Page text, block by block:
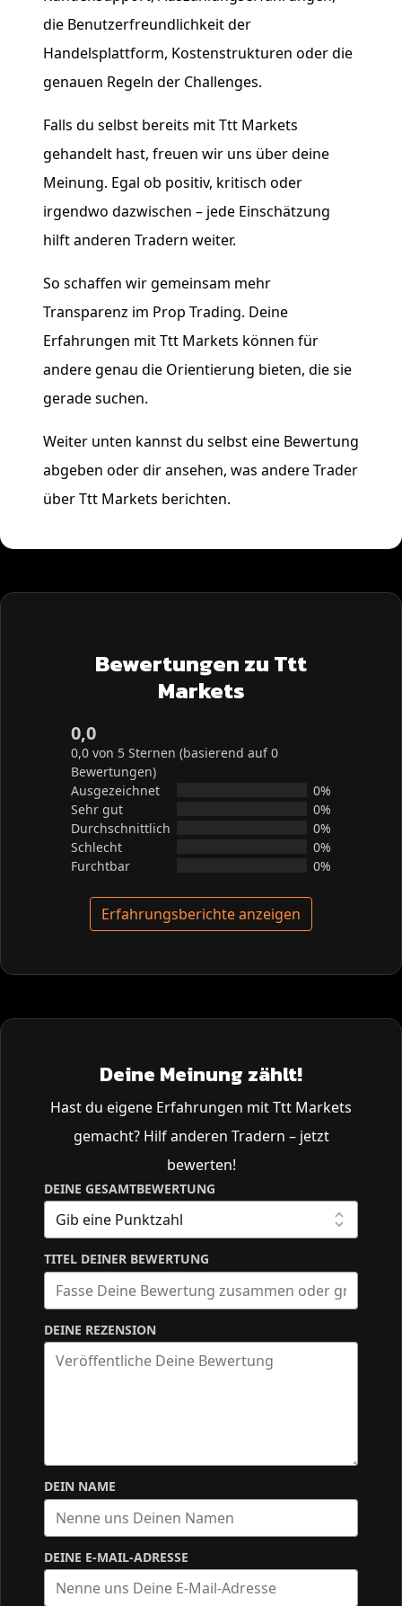
die Benutzerfreundlichkeit der
Handelsplattform, Kostenstrukturen oder die
genauen Regeln der Challenges.
Falls du selbst bereits mit Ttt Markets
gehandelt hast, freuen wir uns über deine
Meinung. Egal ob positiv, kritisch oder
irgendwo dazwischen – jede Einschätzung
hilft anderen Tradern weiter.
So schaffen wir gemeinsam mehr
Transparenz im Prop Trading. Deine
Erfahrungen mit Ttt Markets können für
andere genau die Orientierung bieten, die sie
gerade suchen.
Weiter unten kannst du selbst eine Bewertung
abgeben oder dir ansehen, was andere Trader
über Ttt Markets berichten.
Bewertungen zu Ttt
Markets
0,0
0,0 von 5 Sternen (basierend auf 0
Bewertungen)
Ausgezeichnet
0%
Sehr gut
0%
Durchschnittlich
0%
Schlecht
0%
Furchtbar
0%
Erfahrungsberichte anzeigen
Deine Meinung zählt!
Hast du eigene Erfahrungen mit Ttt Markets
gemacht? Hilf anderen Tradern – jetzt
bewerten!
DEINE GESAMTBEWERTUNG
TITEL DEINER BEWERTUNG
DEINE REZENSION
DEIN NAME
DEINE E-MAIL-ADRESSE